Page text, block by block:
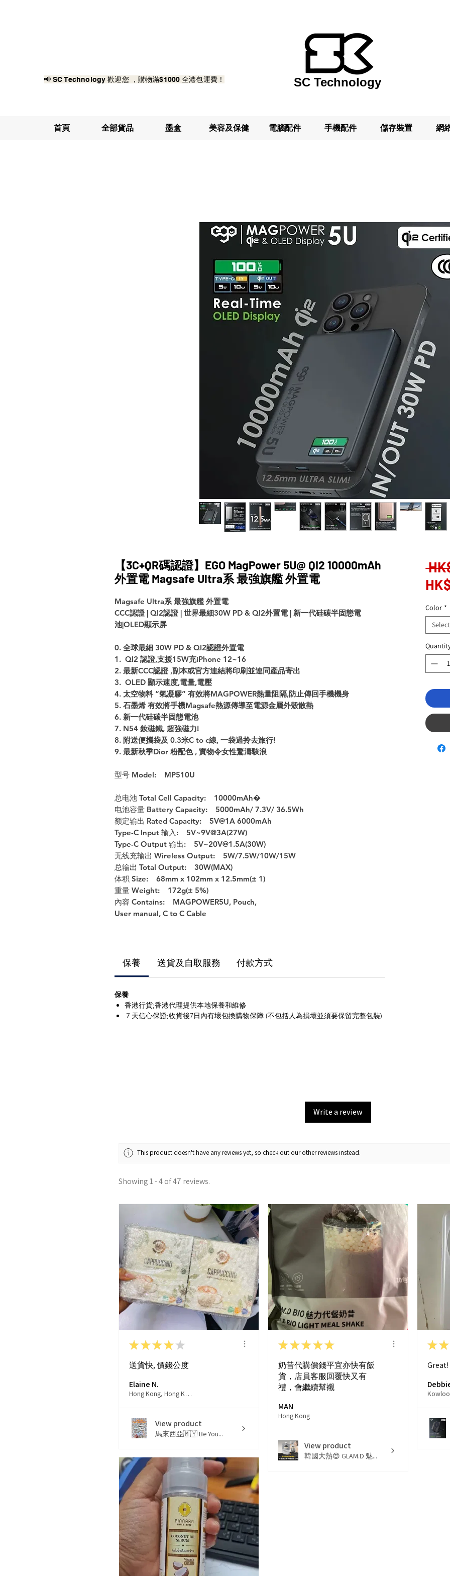
📢 SC Technology 歡迎您 ，購物滿$1000 全港包運費！ SC Technology
首頁 全部貨品 墨盒 美容及保健 電腦配件 手機配件 儲存裝置 網
【3C+QR碼認證】EGO MagPower 5U@ QI2 10000mAh
外置電 Magsafe Ultra系 最強旗艦 外置電
Magsafe Ultra系 最強旗艦 外置電
CCC認證 | QI2認證 | 世界最細30W PD & QI2外置電 | 新一代硅碳半固態電
池|OLED顯示屏
0. 全球最細 30W PD & QI2認證外置電
1. QI2 認證,支援15W充iPhone 12~16
2. 最新CCC認證 ,副本或官方連結將印刷並連同產品寄出
3. OLED 顯示速度,電量,電壓
4. 太空物料 “氣凝膠” 有效將MAGPOWER熱量阻隔,防止傳回手機機身
5. 石墨烯 有效將手機Magsafe熱源傳導至電源金屬外殼散熱
6. 新一代硅碳半固態電池
7. N54 釹磁鐵, 超強磁力!
8. 附送便攜袋及 0.3米C to c線, 一袋過拎去旅行!
9. 最新秋季Dior 粉配色 , 實物令女性驚濤駭浪
型号 Model: MP510U
总电池 Total Cell Capacity: 10000mAh�
电池容量 Battery Capacity: 5000mAh/ 7.3V/ 36.5Wh
额定输出 Rated Capacity: 5V@1A 6000mAh
Type-C Input 输入: 5V~9V@3A(27W)
Type-C Output 输出: 5V~20V@1.5A(30W)
无线充输出 Wireless Output: 5W/7.5W/10W/15W
总输出 Total Output: 30W(MAX)
体积 Size: 68mm x 102mm x 12.5mm(± 1)
重量 Weight: 172g(± 5%)
內容 Contains: MAGPOWER5U, Pouch,
User manual, C to C Cable
保養 送貨及自取服務 付款方式
保養
香港行貨;香港代理提供本地保養和維修
７天信心保證;收貨後7日內有壞包換購物保障 (不包括人為損壞並須要保留完整包裝)
Color *
Select
Write a review
This product doesn't have any reviews yet, so check out our other reviews instead.
Showing 1 - 4 of 47 reviews.
★★★★ ★
送貨快, 價錢公度
Elaine N.
Hong Kong, Hong Kong
View product
馬來西亞🇲🇾 Be You...
★★★★★
奶昔代購價錢平宜亦快有飯
貨，店員客服回覆快又有
禮，會繼續幫襯
MAN
Hong Kong
View product
韓國大熱😍 GLAM.D 魅...
★★
Great!